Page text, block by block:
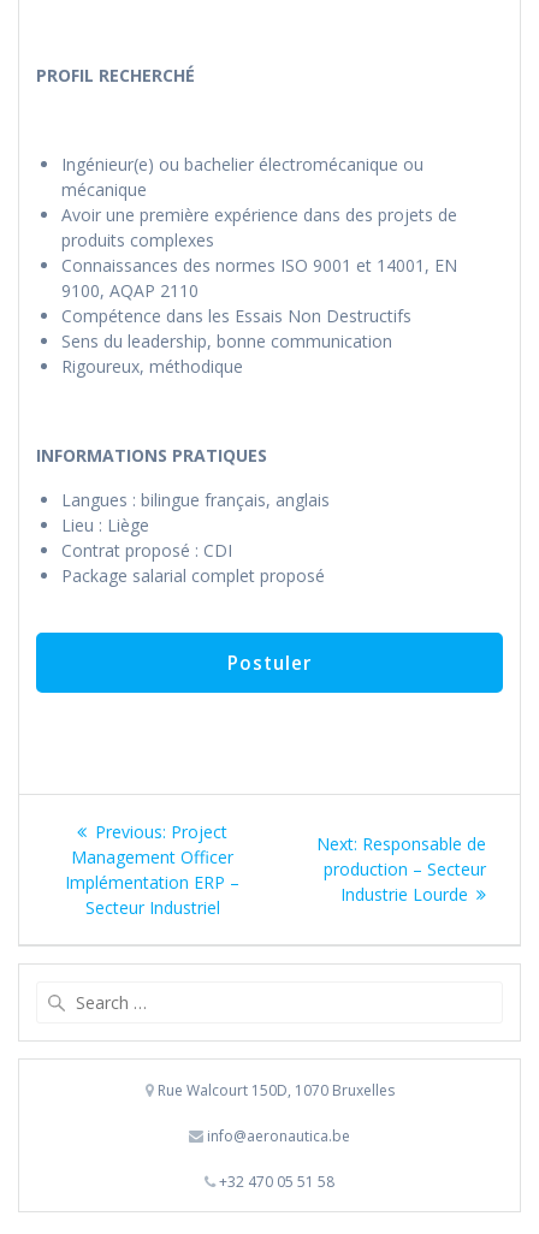
PROFIL RECHERCHÉ
Ingénieur(e) ou bachelier électromécanique ou
mécanique
Avoir une première expérience dans des projets de
produits complexes
Connaissances des normes ISO 9001 et 14001, EN
9100, AQAP 2110
Compétence dans les Essais Non Destructifs
Sens du leadership, bonne communication
Rigoureux, méthodique
INFORMATIONS PRATIQUES
Langues : bilingue français, anglais
Lieu : Liège
Contrat proposé : CDI
Package salarial complet proposé
Navigation
l’article
Previous: Previous
post:
Project
Management Officer
Implémentation ERP –
Secteur Industriel
Next: Next
post:
Responsable de
production – Secteur
Industrie Lourde
Rue Walcourt 150D, 1070 Bruxelles
info@aeronautica.be
+32 470 05 51 58